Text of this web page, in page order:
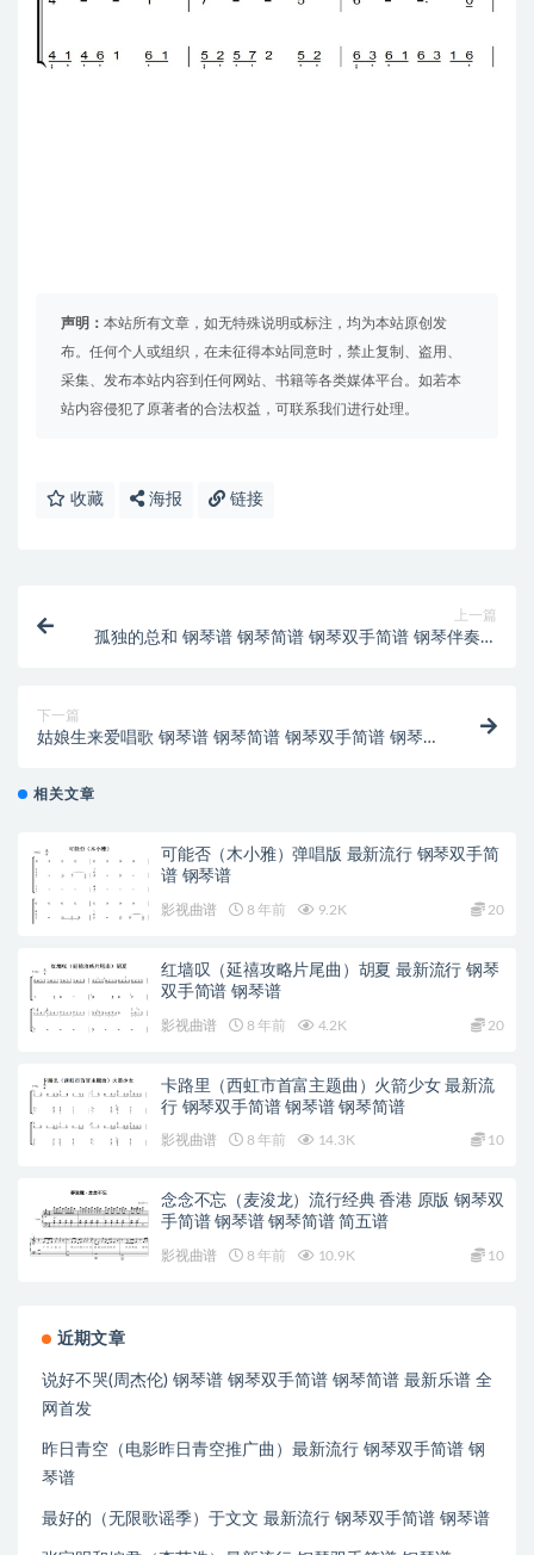
声明： 本站所有文章，如无特殊说明或标注，均为本站原创发
布。任何个人或组织，在未征得本站同意时，禁止复制、盗用、
采集、发布本站内容到任何网站、书籍等各类媒体平台。如若本
站内容侵犯了原著者的合法权益，可联系我们进行处理。
收藏 海报 链接
上一篇
孤独的总和 钢琴谱 钢琴简谱 钢琴双手简谱 钢琴伴奏谱
下一篇
姑娘生来爱唱歌 钢琴谱 钢琴简谱 钢琴双手简谱 钢琴伴
相关文章
可能否（木小雅）弹唱版 最新流行 钢琴双手简
谱 钢琴谱
影视曲谱 8 年前 9.2K 20
红墙叹（延禧攻略片尾曲）胡夏 最新流行 钢琴
双手简谱 钢琴谱
影视曲谱 8 年前 4.2K 20
卡路里（西虹市首富主题曲）火箭少女 最新流
行 钢琴双手简谱 钢琴谱 钢琴简谱
影视曲谱 8 年前 14.3K 10
念念不忘（麦浚龙）流行经典 香港 原版 钢琴双
手简谱 钢琴谱 钢琴简谱 简五谱
影视曲谱 8 年前 10.9K 10
近期文章
说好不哭(周杰伦) 钢琴谱 钢琴双手简谱 钢琴简谱 最新乐谱 全
网首发
昨日青空（电影昨日青空推广曲）最新流行 钢琴双手简谱 钢
琴谱
最好的（无限歌谣季）于文文 最新流行 钢琴双手简谱 钢琴谱